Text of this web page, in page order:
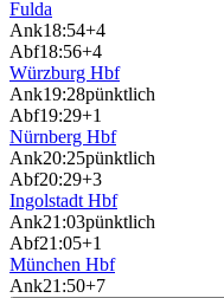
Fulda
Ank18:54+4
Abf18:56+4
Würzburg Hbf
Ank19:28pünktlich
Abf19:29+1
Nürnberg Hbf
Ank20:25pünktlich
Abf20:29+3
Ingolstadt Hbf
Ank21:03pünktlich
Abf21:05+1
München Hbf
Ank21:50+7